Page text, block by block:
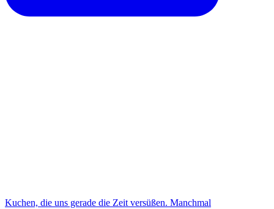
Kuchen, die uns gerade die Zeit versüßen. Manchmal